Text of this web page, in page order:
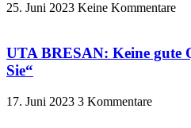
25. Juni 2023 Keine Kommentare
UTA BRESAN: Keine gute
Sie“
17. Juni 2023 3 Kommentare